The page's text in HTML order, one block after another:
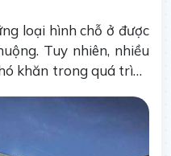
loại hình chỗ ở được
Tuy nhiên, nhiều
khăn trong quá trình
là sử dụng phần